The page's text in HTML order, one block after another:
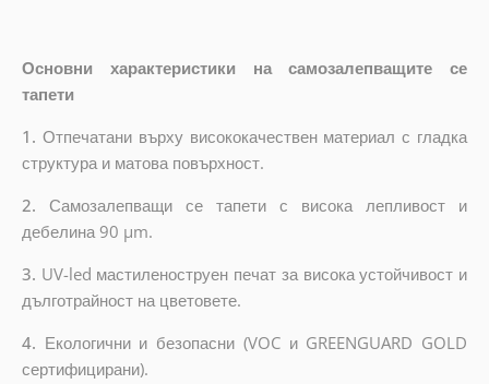
Основни характеристики на самозалепващите се
тапети
1. Отпечатани върху висококачествен материал с гладка
структура и матова повърхност.
2. Самозалепващи се тапети с висока лепливост и
дебелина 90 µm.
3. UV-led мастиленоструен печат за висока устойчивост и
дълготрайност на цветовете.
4. Екологични и безопасни (VOC и GREENGUARD GOLD
сертифицирани).